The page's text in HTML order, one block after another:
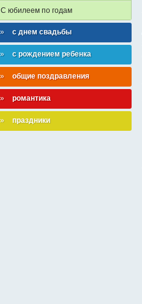
С юбилеем по годам
с днем свадьбы
с рождением ребенка
общие поздравления
романтика
праздники